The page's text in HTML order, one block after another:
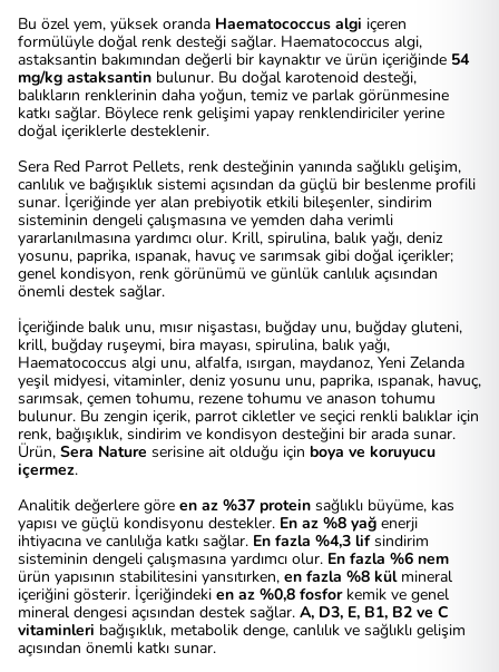
Bu özel yem, yüksek oranda Haematococcus algi içeren
formülüyle doğal renk desteği sağlar. Haematococcus algi,
astaksantin bakımından değerli bir kaynaktır ve ürün içeriğinde 54
mg/kg astaksantin bulunur. Bu doğal karotenoid desteği,
balıkların renklerinin daha yoğun, temiz ve parlak görünmesine
katkı sağlar. Böylece renk gelişimi yapay renklendiriciler yerine
doğal içeriklerle desteklenir.
Sera Red Parrot Pellets, renk desteğinin yanında sağlıklı gelişim,
canlılık ve bağışıklık sistemi açısından da güçlü bir beslenme profili
sunar. İçeriğinde yer alan prebiyotik etkili bileşenler, sindirim
sisteminin dengeli çalışmasına ve yemden daha verimli
yararlanılmasına yardımcı olur. Krill, spirulina, balık yağı, deniz
yosunu, paprika, ıspanak, havuç ve sarımsak gibi doğal içerikler;
genel kondisyon, renk görünümü ve günlük canlılık açısından
önemli destek sağlar.
İçeriğinde balık unu, mısır nişastası, buğday unu, buğday gluteni,
krill, buğday ruşeymi, bira mayası, spirulina, balık yağı,
Haematococcus algi unu, alfalfa, ısırgan, maydanoz, Yeni Zelanda
yeşil midyesi, vitaminler, deniz yosunu unu, paprika, ıspanak, havuç,
sarımsak, çemen tohumu, rezene tohumu ve anason tohumu
bulunur. Bu zengin içerik, parrot cikletler ve seçici renkli balıklar için
renk, bağışıklık, sindirim ve kondisyon desteğini bir arada sunar.
Ürün, Sera Nature serisine ait olduğu için boya ve koruyucu
içermez.
Analitik değerlere göre en az %37 protein sağlıklı büyüme, kas
yapısı ve güçlü kondisyonu destekler. En az %8 yağ enerji
ihtiyacına ve canlılığa katkı sağlar. En fazla %4,3 lifsindirim
sisteminin dengeli çalışmasına yardımcı olur. En fazla %6 nem
ürün yapısının stabilitesini yansıtırken, en fazla %8 külmineral
içeriğini gösterir. İçeriğindeki en az %0,8 fosforkemik ve genel
mineral dengesi açısından destek sağlar. A, D3, E, B1, B2 ve C
vitaminleri bağışıklık, metabolik denge, canlılık ve sağlıklı gelişim
açısından önemli katkı sunar.